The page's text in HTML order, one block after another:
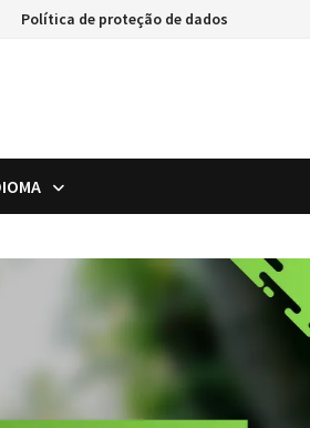
Política de proteção de dados